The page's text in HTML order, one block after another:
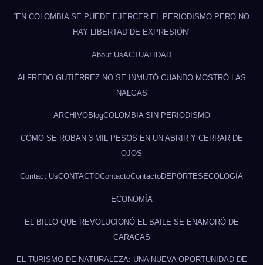
“EN COLOMBIA SE PUEDE EJERCER EL PERIODISMO PERO NO
HAY LIBERTAD DE EXPRESIÓN”
About UsACTUALIDAD
ALFREDO GUTIÉRREZ NO SE INMUTÓ CUANDO MOSTRÓ LAS
NALGAS
ARCHIVOBlogCOLOMBIA SIN PERIODISMO
CÓMO SE ROBAN 3 MIL PESOS EN UN ABRIR Y CERRAR DE
OJOS
Contact UsCONTACTOContactoContactoDEPORTES ECOLOGÍA
ECONOMÍA
EL BILLO QUE REVOLUCIONÓ EL BAILE SE ENAMORÓ DE
CARACAS
EL TURISMO DE NATURALEZA: UNA NUEVA OPORTUNIDAD DE